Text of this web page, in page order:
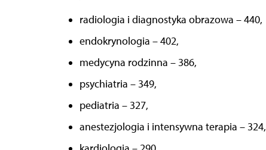
radiologia i diagnostyka obrazowa – 440,
endokrynologia – 402,
medycyna rodzinna – 386,
psychiatria – 349,
pediatria – 327,
anestezjologia i intensywna terapia – 324,